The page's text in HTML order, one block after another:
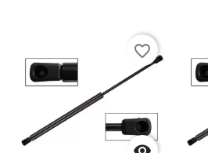
favorite_border